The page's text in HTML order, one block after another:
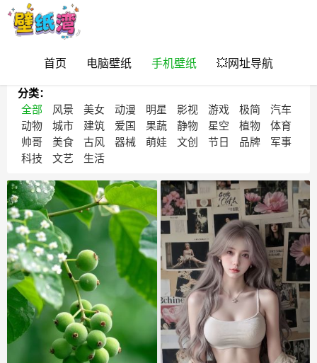
首页 电脑壁纸 手机壁纸 💥网址导航
>手机壁纸
分类：
全部
风景 美女 动漫 明星 影视 游戏 极简
汽车
动物
城市 建筑 爱国 果蔬 静物 星空 植物
体育
帅哥
美食 古风 器械 萌娃 文创 节日 品牌
军事
科技
文艺 生活